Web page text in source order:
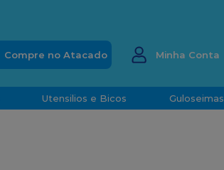
Minha Conta
Utensilios e Bicos Guloseimas